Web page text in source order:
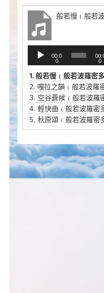
般若慢﹙般若
播
放
器
00:0
0
0
1. 般若慢﹙般若波羅密
2. 嘎拉之韻﹙般若波羅
3. 空谷蒼候﹙般若波羅
4. 輕快曲﹙般若波羅密
5. 秋原頌﹙般若波羅密